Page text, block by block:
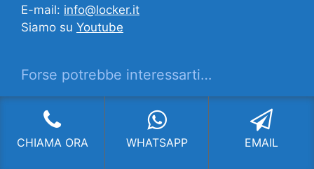
E-mail: info@locker.it
Siamo su Youtube
Forse potrebbe interessarti…
Infissi Lazzate
Showroom Serramenti Carrobbio Milano
CHIAMA ORA WHATSAPP EMAIL